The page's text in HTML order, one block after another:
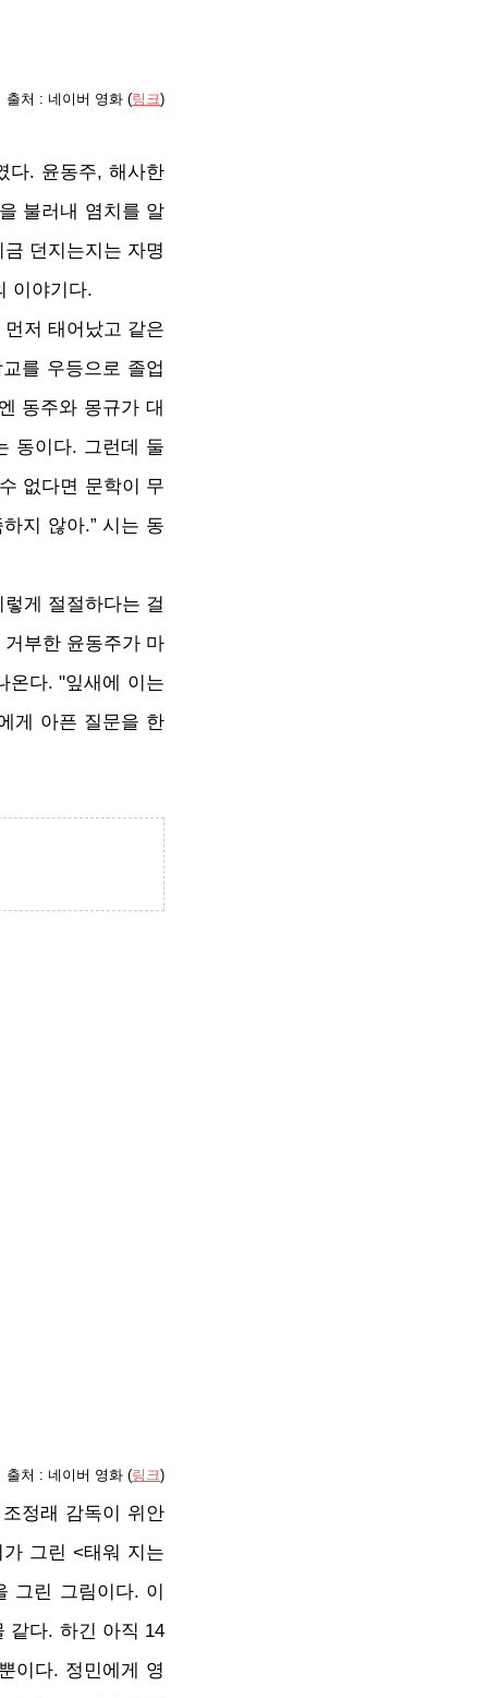
출처 : 네이버 영화 (링크)
다. 윤동주, 해사한
불러내 염치를 알
던지는지는 자명
이야기다.
저 태어났고 같은
를 우등으로 졸업
동주와 몽규가 대
동이다. 그런데 둘
없다면 문학이 무
지 않아.” 시는 동
게 절절하다는 걸
부한 윤동주가 마
온다. "잎새에 이는
게 아픈 질문을 한
출처 : 네이버 영화 (링크)
정래 감독이 위안
그린 <태워 지는
그린 그림이다. 이
같다. 하긴 아직 14
이다. 정민에게 영